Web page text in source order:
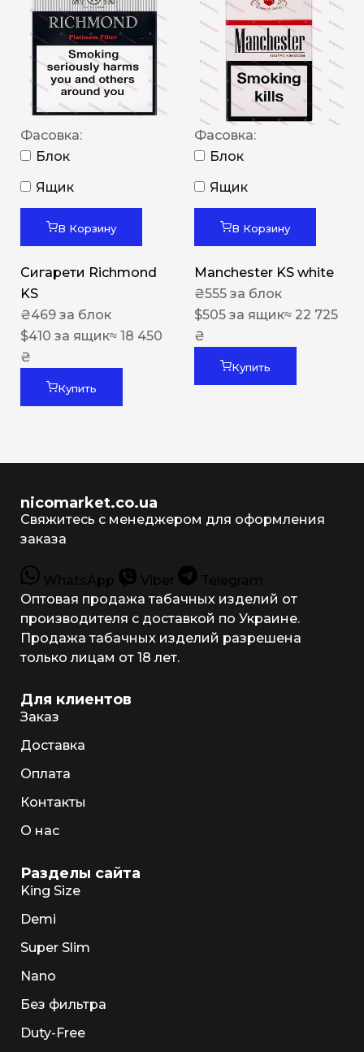
Фасовка:
Блок
Ящик
В Корзину
Сигарети Richmond
KS
₴469 за блок
$410 за ящик≈ 18 450
₴
Купить
Фасовка:
Блок
Ящик
В Корзину
Manchester KS white
₴555 за блок
$505 за ящик≈ 22 725
₴
Купить
nicomarket.co.ua
Свяжитесь с менеджером для оформления
заказа
WhatsApp Viber
Telegram
Оптовая продажа табачных изделий от
производителя с доставкой по Украине.
Продажа табачных изделий разрешена
только лицам от 18 лет.
Для клиентов
Заказ
Доставка
Оплата
Контакты
О нас
Разделы сайта
King Size
Demi
Super Slim
Nano
Без фильтра
Duty-Free